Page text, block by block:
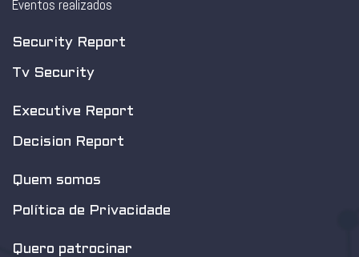
Eventos realizados
Security Report
Tv Security
Executive Report
Decision Report
Quem somos
Política de Privacidade
Quero patrocinar